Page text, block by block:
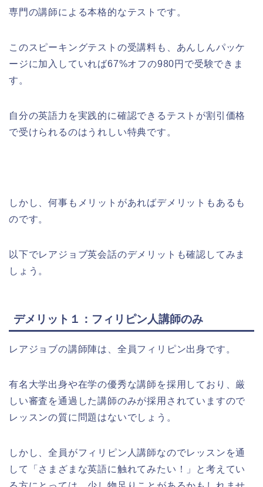
専門の講師による本格的なテストです。
このスピーキングテストの受講料も、あんしんパッケ
ージに加入していれば67%オフの980円で受験できま
す。
自分の英語力を実践的に確認できるテストが割引価格
で受けられるのはうれしい特典です。
しかし、何事もメリットがあればデメリットもあるも
のです。
以下でレアジョブ英会話のデメリットも確認してみま
しょう。
デメリット１：フィリピン人講師のみ
レアジョブの講師陣は、全員フィリピン出身です。
有名大学出身や在学の優秀な講師を採用しており、厳
しい審査を通過した講師のみが採用されていますので
レッスンの質に問題はないでしょう。
しかし、全員がフィリピン人講師なのでレッスンを通
して「さまざまな英語に触れてみたい！」と考えてい